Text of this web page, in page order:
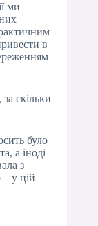
ми
в
скільки
було
а іноді
з
у цій